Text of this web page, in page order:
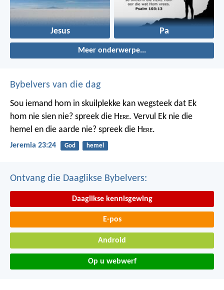
Jesus Pa
Meer onderwerpe...
Bybelvers van die dag
Sou iemand hom in skuilplekke kan wegsteek dat Ek
hom nie sien nie? spreek die Here. Vervul Ek nie die
hemel en die aarde nie? spreek die Here.
Jeremia 23:24 God hemel
Ontvang die Daaglikse Bybelvers:
Daaglikse kennisgewing
E-pos
Android
Op u webwerf